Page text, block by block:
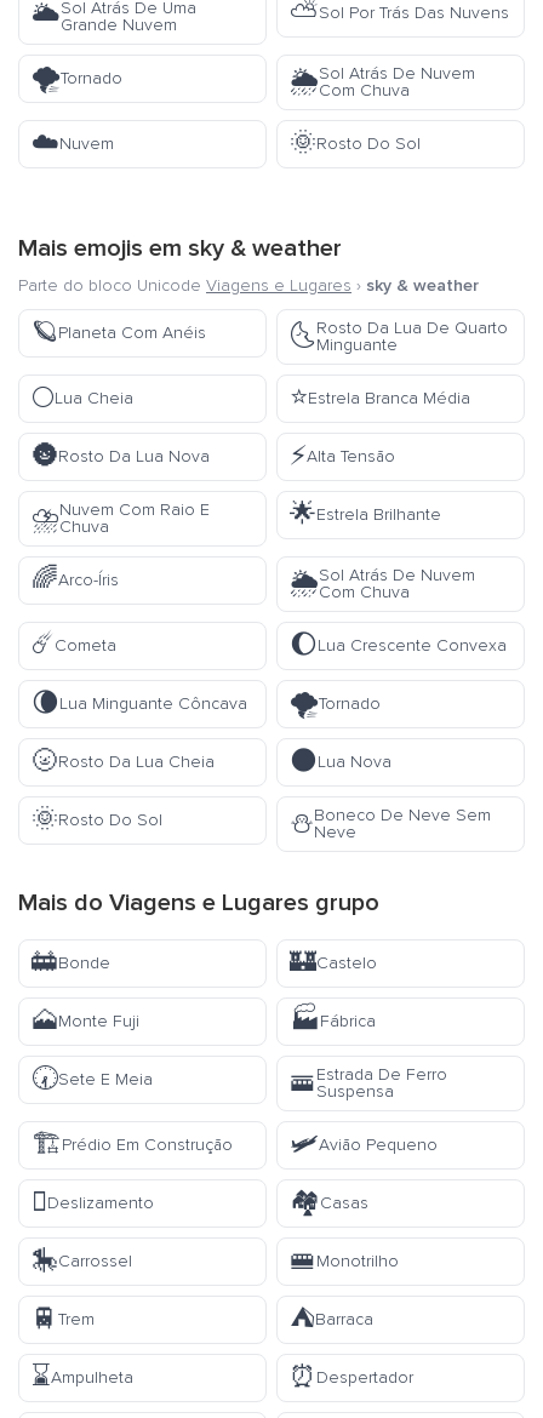
🌥️Sol Atrás De Uma
Grande Nuvem
⛅Sol Por Trás Das Nuvens
🌪️Tornado 🌦️Sol Atrás De Nuvem
Com Chuva
☁️Nuvem 🌞Rosto Do Sol
Mais emojis em sky & weather
Parte do bloco Unicode Viagens e Lugares › sky & weather
🪐Planeta Com Anéis 🌜Rosto Da Lua De Quarto
Minguante
🌕Lua Cheia ⭐Estrela Branca Média
🌚Rosto Da Lua Nova ⚡Alta Tensão
⛈️Nuvem Com Raio E
Chuva
🌟Estrela Brilhante
🌈Arco-Íris 🌦️Sol Atrás De Nuvem
Com Chuva
☄️Cometa 🌔Lua Crescente Convexa
🌘Lua Minguante Côncava 🌪️Tornado
🌝Rosto Da Lua Cheia 🌑Lua Nova
🌞Rosto Do Sol ⛄Boneco De Neve Sem
Neve
Mais do Viagens e Lugares grupo
🚋Bonde 🏰Castelo
🗻Monte Fuji 🏭Fábrica
🕢Sete E Meia 🚟Estrada De Ferro
Suspensa
🏗️Prédio Em Construção 🛩️Avião Pequeno
🛘Deslizamento 🏘️Casas
🎠Carrossel 🚝Monotrilho
🚆 Trem ⛺Barraca
⌛Ampulheta ⏰ Despertador